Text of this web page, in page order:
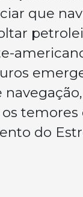
que
navegação,
temores
do